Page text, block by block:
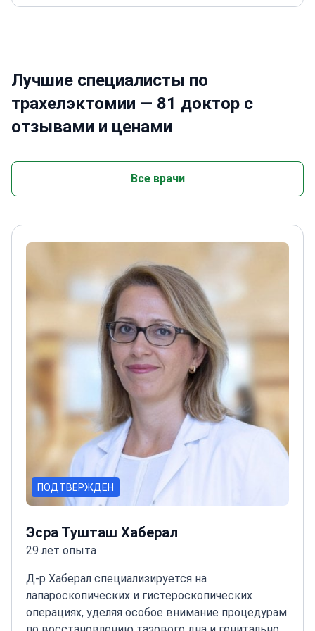
Лучшие специалисты по
трахелэктомии — 81 доктор с
отзывами и ценами
Все врачи
ПОДТВЕРЖДЕН
Эсра Тушташ Хаберал
29 лет опыта
Д-р Хаберал специализируется на
лапароскопических и гистероскопических
операциях, уделяя особое внимание процедурам